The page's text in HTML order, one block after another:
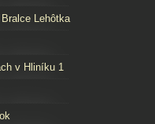
Lehôtka
v Hliníku 1